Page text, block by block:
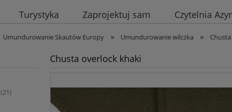
Turystyka Zaprojektuj sam Czytelnia
Umundurowanie Skautów Europy » Umundurowanie wilczka » Chusta
(21)
Chusta overlock khaki